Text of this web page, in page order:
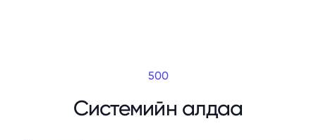
500
Системийн алдаа